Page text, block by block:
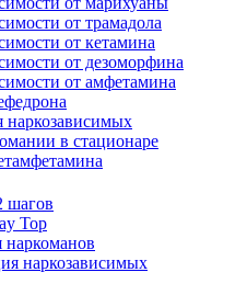
от трамадола
от кетамина
от дезоморфина
от амфетамина
наркозависимых
в стационаре
шагов
Top
наркоманов
наркозависимых